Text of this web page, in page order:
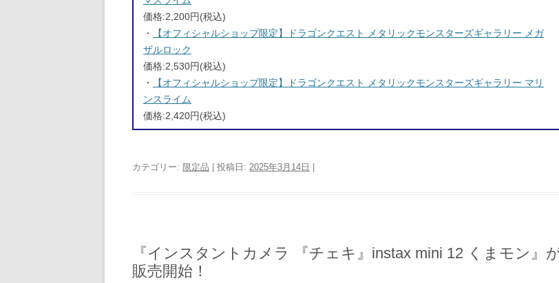
価格:2,200円(税込)
・
【オフィシャルショップ限定】ドラゴンクエスト メタリックモンスターズギャラリー メガ
ザルロック
価格:2,530円(税込)
・
【オフィシャルショップ限定】ドラゴンクエスト メタリックモンスターズギャラリー マリ
ンスライム
価格:2,420円(税込)
カテゴリー: 限定品 | 投稿日: 2025年3月14日
『インスタントカメラ 『チェキ』instax mini 12 くまモン』
販売開始！